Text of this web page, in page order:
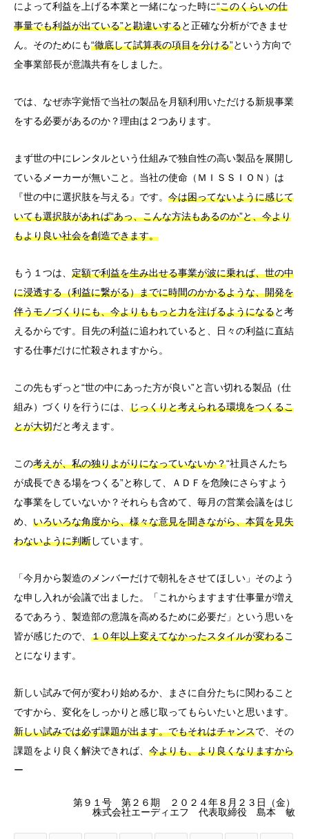
によって利益を上げる本業と一緒になった時に“このくらいの仕
事量でも利益が出ている”と勘違いすると正確な分析ができませ
ん。そのためにも“徹底して試算表の項目を分ける”という方向で
全事業部長が意識共有をしました。
では、なぜ赤字覚悟で当社の製品を月額利用いただける新規事業
をする必要があるのか？理由は２つあります。
まず世の中にレンタルという仕組みで独自性の高い製品を展開し
ているメーカーが無いこと。当社の使命（ＭＩＳＳＩＯＮ）は
『世の中に選択肢を与える』です。 今は困ってないように感じて
いても選択肢があれば“あっ、こんな方法もあるのか”と、今より
もより良い社会を創造できます。
もう１つは、 定額で利益を生み出せる事業が波に乗れば、世の中
に浸透する（利益に繋がる）までに時間のかかるような、開発を
伴うモノづくりにも、今よりももっと力を注げるようになると考
えるからです。目先の利益に追われていると、日々の利益に直結
する仕事だけに忙殺されますから。
この先もずっと“世の中にあった方が良い”と言い切れる製品（仕
組み）づくりを行うには、 じっくりと考えられる環境をつくるこ
とが大切だと考えます。
この考えが、私の独りよがりになっていないか？“社員さんたち
が成長できる場をつくる”と称して、ＡＤＦを危険にさらすよう
な事業をしていないか？それらも含めて、毎月の営業会議をはじ
め、 いろいろな角度から、様々な意見を聞きながら、本質を見失
わないように判断しています。
「今月から製造のメンバーだけで朝礼をさせてほしい」そのよう
な申し入れが会議で出ました。「これからますます仕事量が増え
るであろう、製造部の意識を高めるために必要だ」という思いを
皆が感じたので、 １０年以上変えてなかったスタイルが変わるこ
とになります。
新しい試みで何が変わり始めるか、まさに自分たちに関わること
ですから、変化をしっかりと感じ取ってもらいたいと思います。
新しい試みでは必ず課題が出ます。でもそれはチャンスで、その
課題をより良く解決できれば、 今よりも、より良くなりますから
ー
第９１号 第２６期 ２０２４年８月２３日（金）
株式会社エーディエフ 代表取締役 島本 敏